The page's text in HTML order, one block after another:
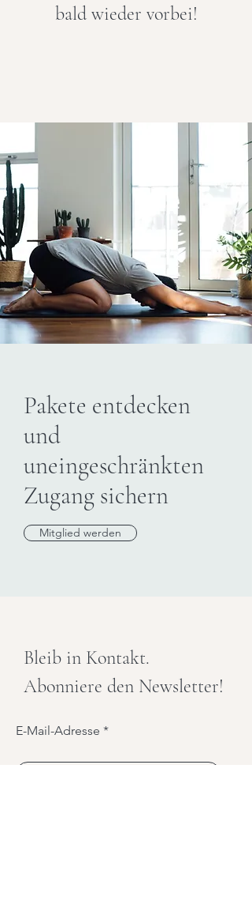
bald wieder vorbei!
Pakete entdecken
​und
uneingeschränkten
Zugang sichern
Mitglied werden
Bleib in Kontakt.
Abonniere den Newsletter!
E-Mail-Adresse